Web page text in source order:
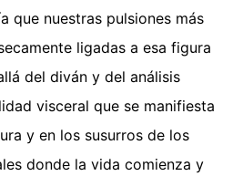
que nuestras pulsiones más
ligadas a esa figura
del diván y del análisis
visceral que se manifiesta
y en los susurros de los
donde la vida comienza y